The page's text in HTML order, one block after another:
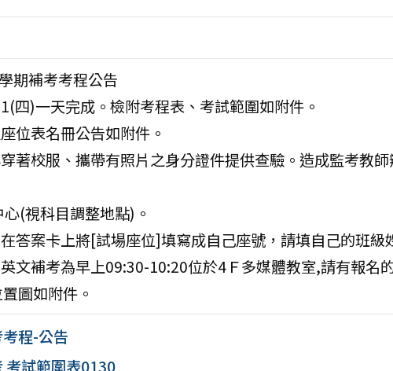
期補考考程公告
四)一天完成。檢附考程表、考試範圍如附件。
位表名冊公告如附件。
著校服、攜帶有照片之身分證件提供查驗。造成監考教
(視科目調整地點)。
答案卡上將[試場座位]填寫成自己座號，請填自己的班級
文補考為早上09:30-10:20位於4Ｆ多媒體教室,請有報名
圖如附件。
程-公告
考試範圍表0130